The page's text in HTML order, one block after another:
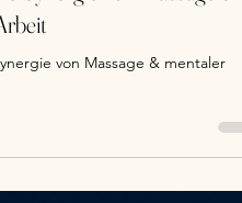
Synergie von Massage &
von Massage & mentaler